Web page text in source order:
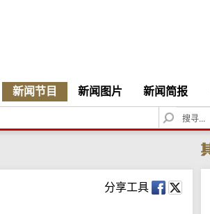
新闻节目 新闻图片 新闻简报
S
e
c
h
分享工具